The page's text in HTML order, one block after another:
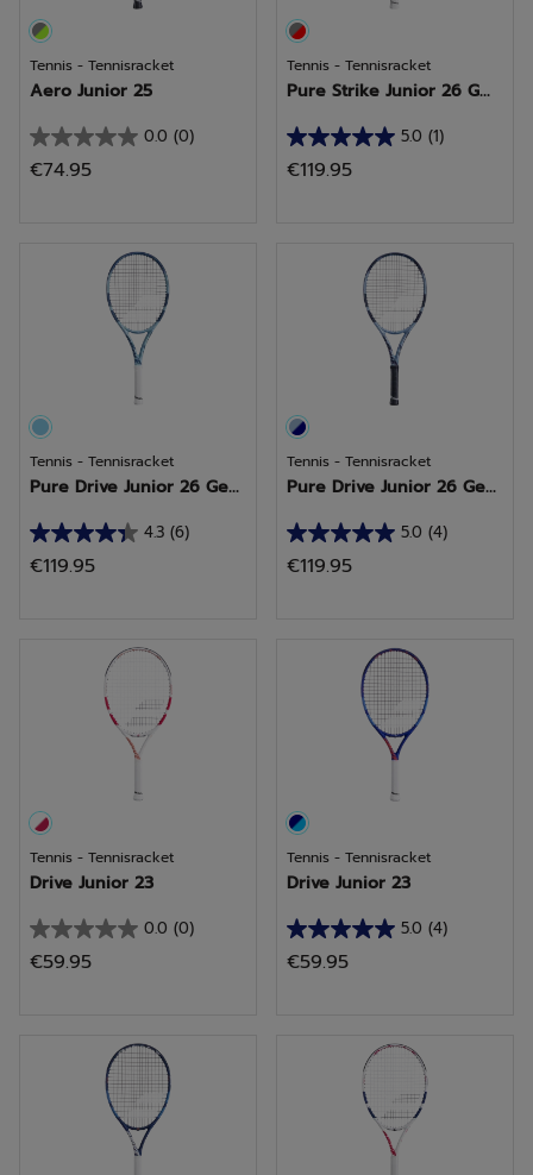
Tennis - Tennisracket
Aero Junior 25
0.0 (0)
0.0
van
€74.95
Tennis - Tennisracket
Pure Strike Junior 26 G...
5.0 (1)
5.0
van
beoordeling
€119.95
Tennis - Tennisracket
Pure Drive Junior 26 Ge...
4.3 (6)
4.3
van
beoordelingen
€119.95
Tennis - Tennisracket
Pure Drive Junior 26 Ge...
5.0 (4)
5.0
van
beoordelingen
€119.95
Tennis - Tennisracket
Drive Junior 23
0.0 (0)
0.0
van
€59.95
Tennis - Tennisracket
Drive Junior 23
5.0 (4)
5.0
van
beoordelingen
€59.95